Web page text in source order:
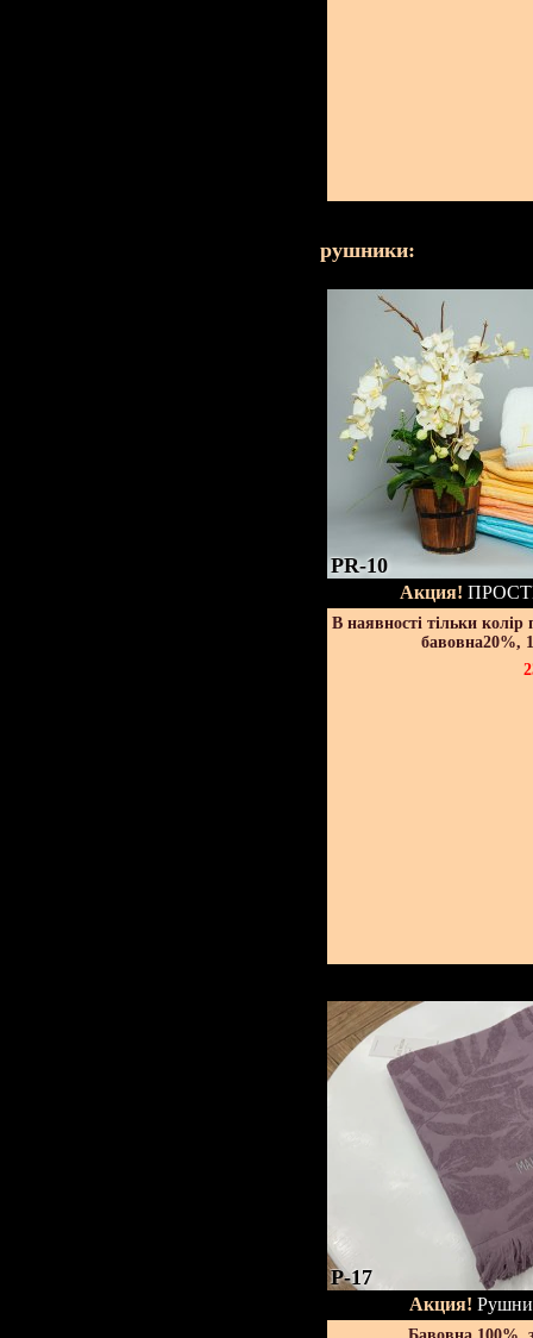
рушники:
PR-10
Акция!
В наявності тільки
бавовна20%,
P-17
Акция!